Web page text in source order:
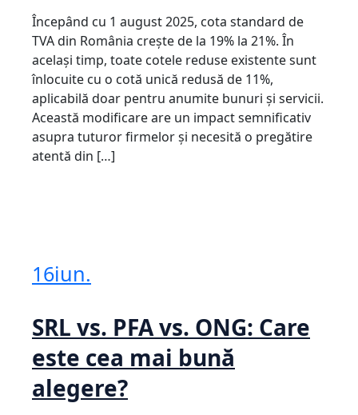
Începând cu 1 august 2025, cota standard de
TVA din România crește de la 19% la 21%. În
același timp, toate cotele reduse existente sunt
înlocuite cu o cotă unică redusă de 11%,
aplicabilă doar pentru anumite bunuri și servicii.
Această modificare are un impact semnificativ
asupra tuturor firmelor și necesită o pregătire
atentă din […]
16iun.
SRL vs. PFA vs. ONG: Care
este cea mai bună
alegere?